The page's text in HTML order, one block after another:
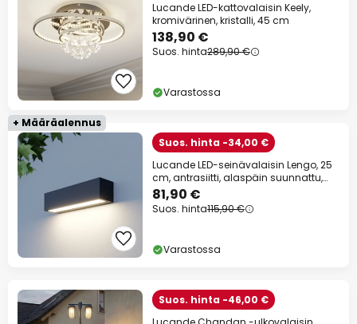
Lucande LED-kattovalaisin Keely,
kromivärinen, kristalli, 45 cm
138,90 €
Suos. hinta289,90 €
Varastossa
+ Määräalennus
Suos. hinta -34,00 €
Lucande LED-seinävalaisin Lengo, 25
cm, antrasiitti, alaspäin suunnattu,
3000K
81,90 €
Suos. hinta115,90 €
Varastossa
Suos. hinta -46,00 €